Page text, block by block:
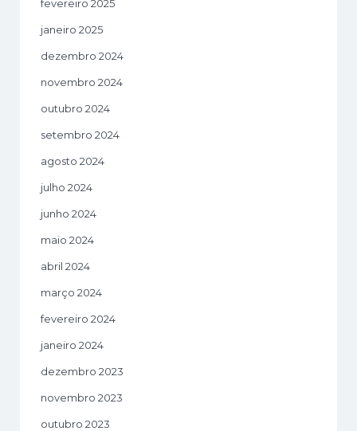
fevereiro 2025
janeiro 2025
dezembro 2024
novembro 2024
outubro 2024
setembro 2024
agosto 2024
julho 2024
junho 2024
maio 2024
abril 2024
março 2024
fevereiro 2024
janeiro 2024
dezembro 2023
novembro 2023
outubro 2023